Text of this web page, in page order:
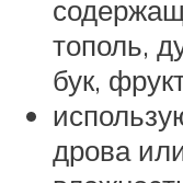
тополь,
бук,
дрова